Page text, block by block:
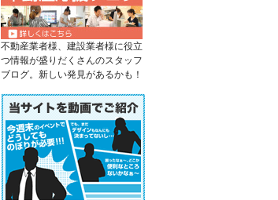
不動産業者様、建設業者様に役立
つ情報が盛りだくさんのスタッフ
ブログ。新しい発見があるかも！